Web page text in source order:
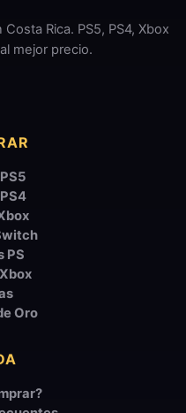
Rica. PS5, PS4, Xbox
mejor precio.
PS
Oro